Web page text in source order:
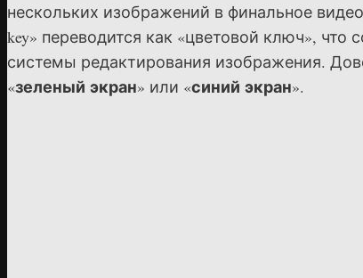
нескольких изображений в финальное
key» переводится как «цветовой ключ»,
системы редактирования изображения.
«зеленый экран» или «синий экран».